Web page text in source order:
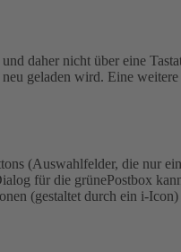
daher nicht über eine
geladen wird. Eine
(Auswahlfelder, die nur
für die grünePostbox
(gestaltet durch ein i-